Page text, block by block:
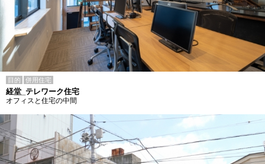
目的 併用住宅
経堂_テレワーク住宅
オフィスと住宅の中間